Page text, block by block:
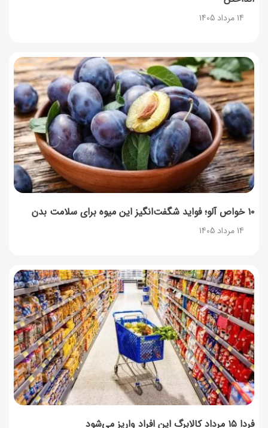
14 مرداد 1405
۱۰ خواص آلو؛ فواید شگفت‌انگیز این میوه برای سلامت بدن
14 مرداد 1405
فردا ۱۵ مرداد کالابرگ این افراد واریز می‌شود